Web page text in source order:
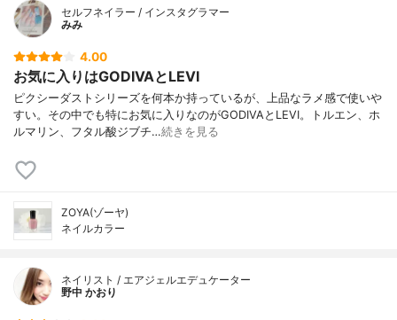
セルフネイラー / インスタグラマー
みみ
4.00
お気に入りはGODIVAとLEVI
ピクシーダストシリーズを何本か持っているが、上品なラメ感で使いや
すい。その中でも特にお気に入りなのがGODIVAとLEVI。トルエン、ホ
ルマリン、フタル酸ジブチ…続きを見る
ZOYA(ゾーヤ)
ネイルカラー
ネイリスト / エアジェルエデュケーター
野中 かおり